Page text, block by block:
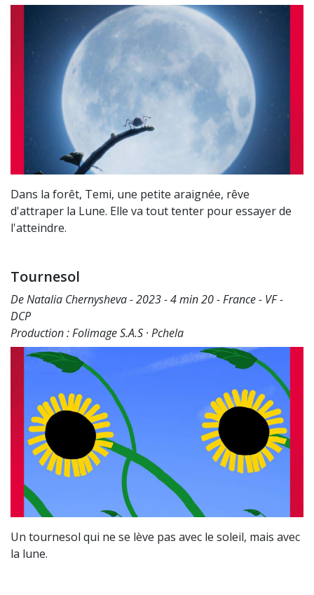
Dans la forêt, Temi, une petite araignée, rêve
d'attraper la Lune. Elle va tout tenter pour essayer de
l'atteindre.
Tournesol
De Natalia Chernysheva - 2023 - 4 min 20 - France - VF -
DCP
Production : Folimage S.A.S · Pchela
Un tournesol qui ne se lève pas avec le soleil, mais avec
la lune.